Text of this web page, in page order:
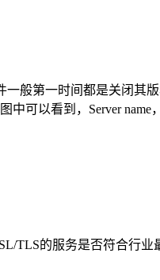
般第一时间都是关闭其
可以看到，Server name
的服务是否符合行业